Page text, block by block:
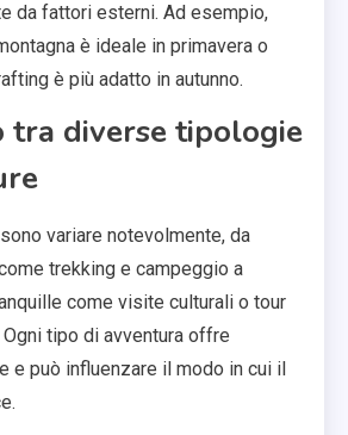
da fattori esterni. Ad esempio,
è ideale in primavera o
è più adatto in autunno.
tra diverse tipologie
variare notevolmente, da
trekking e campeggio a
come visite culturali o tour
tipo di avventura offre
e può influenzare il modo in cui il